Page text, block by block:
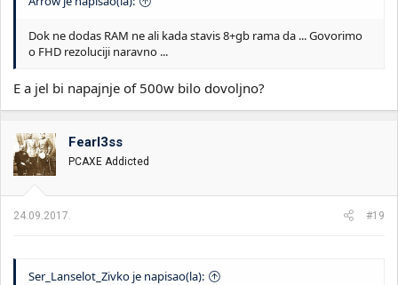
Dok ne dodas RAM ne ali kada stavis 8+gb rama da ... Govorimo
o FHD rezoluciji naravno ...
E a jel bi napajnje of 500w bilo dovoljno?
Fearl3ss
PCAXE Addicted
24.09.2017. #19
Ser_Lanselot_Zivko je napisao(la):